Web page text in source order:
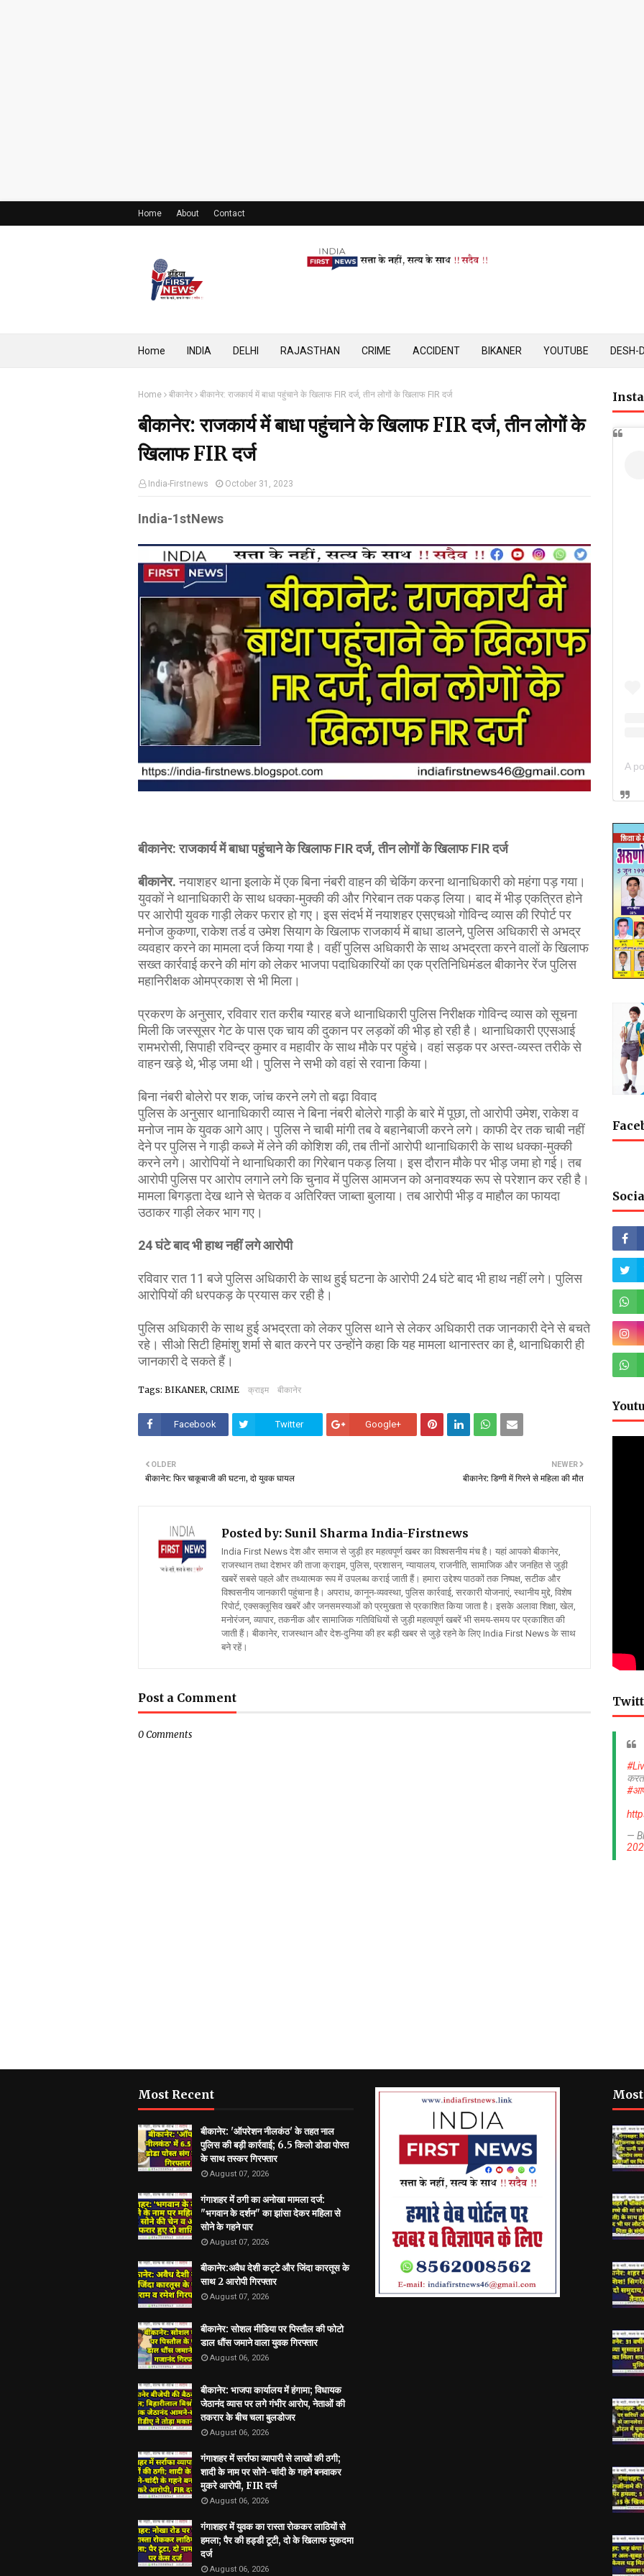
Home About Contact
Home INDIA DELHI RAJASTHAN CRIME ACCIDENT BIKANER YOUTUBE DESH-
Home बीकानेर बीकानेर: राजकार्य में बाधा पहुंचाने के खिलाफ FIR दर्ज, तीन लोगों के खिलाफ FIR दर्ज
बीकानेर: राजकार्य में बाधा पहुंचाने के खिलाफ FIR दर्ज, तीन लोगों के
खिलाफ FIR दर्ज
India-Firstnews October 31, 2023
India-1stNews
बीकानेर: राजकार्य में बाधा पहुंचाने के खिलाफ FIR दर्ज, तीन लोगों के खिलाफ FIR दर्ज
बीकानेर.नयाशहर थाना इलाके में एक बिना नंबरी वाहन की चेकिंग करना थानाधिकारी को महंगा पड़ गया।
युवकों ने थानाधिकारी के साथ धक्का-मुक्की की और गिरेबान तक पकड़ लिया। बाद में भीड़ एकत्रित होने
पर आरोपी युवक गाड़ी लेकर फरार हो गए। इस संदर्भ में नयाशहर एसएचओ गोविन्द व्यास की रिपोर्ट पर
मनोज कुकणा, राकेश तर्ड व उमेश सियाग के खिलाफ राजकार्य में बाधा डालने, पुलिस अधिकारी से अभद्र
व्यवहार करने का मामला दर्ज किया गया है। वहीं पुलिस अधिकारी के साथ अभद्रता करने वालों के खिलाफ
सख्त कार्रवाई करने की मांग को लेकर भाजपा पदाधिकारियों का एक प्रतिनिधिमंडल बीकानेर रेंज पुलिस
महानिरीक्षक ओमप्रकाश से भी मिला।
प्रकरण के अनुसार, रविवार रात करीब ग्यारह बजे थानाधिकारी पुलिस निरीक्षक गोविन्द व्यास को सूचना
मिली कि जस्सूसर गेट के पास एक चाय की दुकान पर लड़कों की भीड़ हो रही है। थानाधिकारी एएसआई
रामभरोसी, सिपाही रविन्द्र कुमार व महावीर के साथ मौके पर पहुंचे। वहां सड़क पर अस्त-व्यस्त तरीके से
वाहन खड़े थे, भीड़ जमा थी। पुलिस ने सभी को वहां से रवाना किया।
बिना नंबरी बोलेरो पर शक, जांच करने लगे तो बढ़ा विवाद
पुलिस के अनुसार थानाधिकारी व्यास ने बिना नंबरी बोलेरो गाड़ी के बारे में पूछा, तो आरोपी उमेश, राकेश व
मनोज नाम के युवक आगे आए। पुलिस ने चाबी मांगी तब वे बहानेबाजी करने लगे। काफी देर तक चाबी नहीं
देने पर पुलिस ने गाड़ी कब्जे में लेने की कोशिश की, तब तीनों आरोपी थानाधिकारी के साथ धक्का-मुक्की
करने लगे। आरोपियों ने थानाधिकारी का गिरेबान पकड़ लिया। इस दौरान मौके पर भीड़ जमा हो गई। तब
आरोपी पुलिस पर आरोप लगाने लगे कि चुनाव में पुलिस आमजन को अनावश्यक रूप से परेशान कर रही है।
मामला बिगड़ता देख थाने से चेतक व अतिरिक्त जाब्ता बुलाया। तब आरोपी भीड़ व माहौल का फायदा
उठाकर गाड़ी लेकर भाग गए।
24 घंटे बाद भी हाथ नहीं लगे आरोपी
रविवार रात 11 बजे पुलिस अधिकारी के साथ हुई घटना के आरोपी 24 घंटे बाद भी हाथ नहीं लगे। पुलिस
आरोपियों की धरपकड़ के प्रयास कर रही है।
पुलिस अधिकारी के साथ हुई अभद्रता को लेकर पुलिस थाने से लेकर अधिकारी तक जानकारी देने से बचते
रहे। सीओ सिटी हिमांशु शर्मा से बात करने पर उन्हाेंने कहा कि यह मामला थानास्तर का है, थानाधिकारी ही
जानकारी दे सकते हैं।
Tags: BIKANER, CRIME क्राइम बीकानेर
Facebook Twitter Google+
NEWER
बीकानेर: डिग्गी में गिरने से महिला की मौत
OLDER
बीकानेर: फिर चाकूबाजी की घटना, दो युवक घायल
Posted by: Sunil Sharma India-Firstnews
India First News देश और समाज से जुड़ी हर महत्वपूर्ण खबर का विश्वसनीय मंच है। यहां आपको बीकानेर,
राजस्थान तथा देशभर की ताजा क्राइम, पुलिस, प्रशासन, न्यायालय, राजनीति, सामाजिक और जनहित से जुड़ी
खबरें सबसे पहले और तथ्यात्मक रूप में उपलब्ध कराई जाती हैं। हमारा उद्देश्य पाठकों तक निष्पक्ष, सटीक और
विश्वसनीय जानकारी पहुंचाना है। अपराध, कानून-व्यवस्था, पुलिस कार्रवाई, सरकारी योजनाएं, स्थानीय मुद्दे, विशेष
रिपोर्ट, एक्सक्लूसिव खबरें और जनसमस्याओं को प्रमुखता से प्रकाशित किया जाता है। इसके अलावा शिक्षा, खेल,
मनोरंजन, व्यापार, तकनीक और सामाजिक गतिविधियों से जुड़ी महत्वपूर्ण खबरें भी समय-समय पर प्रकाशित की
जाती हैं। बीकानेर, राजस्थान और देश-दुनिया की हर बड़ी खबर से जुड़े रहने के लिए India First News के साथ
बने रहें।
Post a Comment
0 Comments
—
Most Recent
बीकानेर: 'ऑपरेशन नीलकंठ' के तहत नाल
पुलिस की बड़ी कार्रवाई; 6.5 किलो डोडा पोस्त
के साथ तस्कर गिरफ्तार
August 07, 2026
गंगाशहर में ठगी का अनोखा मामला दर्ज:
"भगवान के दर्शन" का झांसा देकर महिला से
सोने के गहने पार
August 07, 2026
बीकानेर:अवैध देशी कट्टे और जिंदा कारतूस के
साथ 2 आरोपी गिरफ्तार
August 07, 2026
बीकानेर: सोशल मीडिया पर पिस्तौल की फोटो
डाल धौंस जमाने वाला युवक गिरफ्तार
August 06, 2026
बीकानेर: भाजपा कार्यालय में हंगामा; विधायक
जेठानंद व्यास पर लगे गंभीर आरोप, नेताओं की
तकरार के बीच चला बुलडोजर
August 06, 2026
गंगाशहर में सर्राफा व्यापारी से लाखों की ठगी;
शादी के नाम पर सोने-चांदी के गहने बनवाकर
मुकरे आरोपी, FIR दर्ज
August 06, 2026
गंगाशहर में युवक का रास्ता रोककर लाठियों से
हमला; पैर की हड्डी टूटी, दो के खिलाफ मुकदमा
दर्ज
August 06, 2026